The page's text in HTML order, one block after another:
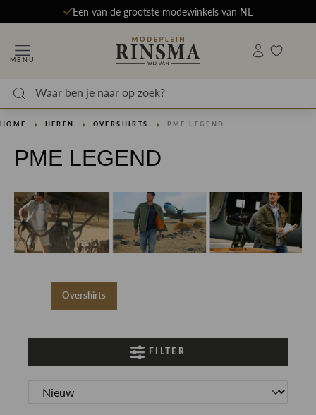
Een van de grootste modewinkels van NL
MENU
HOME HEREN OVERSHIRTS PME LEGEND
PME LEGEND
Overshirts
FILTER